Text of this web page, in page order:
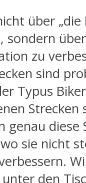
über
sondern
zu
sind
Typus
Strecken
genau
sie nicht
den